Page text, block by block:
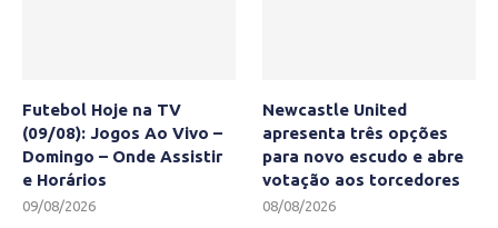
Futebol Hoje na TV
(09/08): Jogos Ao Vivo –
Domingo – Onde Assistir
e Horários
09/08/2026
Newcastle United
apresenta três opções
para novo escudo e abre
votação aos torcedores
08/08/2026